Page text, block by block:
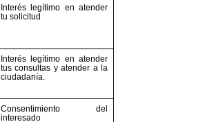
Interés legítimo en atender
tu solicitud
Interés legítimo en atender
tus consultas y atender a la
ciudadanía.
Consentimiento del
interesado